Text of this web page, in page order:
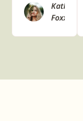
Katherine
Foxx